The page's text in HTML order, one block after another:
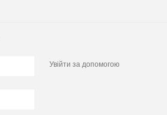
Увійти за допомогою